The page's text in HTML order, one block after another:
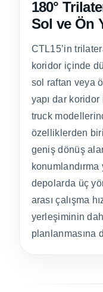
180°
Sol ve Ön
CTL15’in
koridor içinde
sol raftan veya
yapı dar
truck
özelliklerden
geniş dönüş
konumlandırma
depolarda üç
arası çalışma
yerleşiminin
planlanmasına